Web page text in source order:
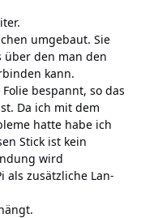
umgebaut. Sie
über den man den
kann.
bespannt, so das
Da ich mit dem
hatte habe ich
Stick ist kein
wird
als zusätzliche Lan-